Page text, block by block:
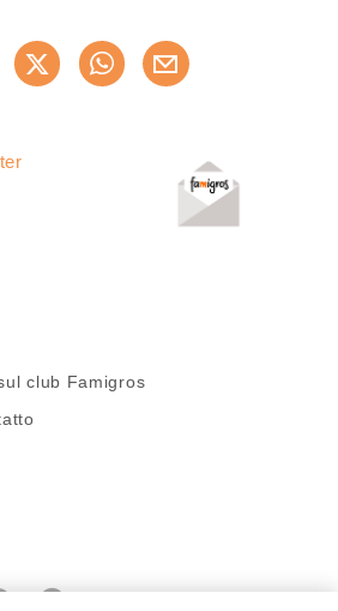
Consiglia ora
club Famigros
migros?
user/
Instagram